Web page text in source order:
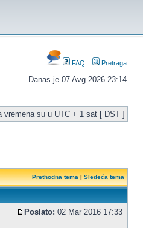
FAQ Pretraga
Danas je 07 Avg 2026 23:14
vremena su u UTC + 1 sat [ DST ]
Prethodna tema|Sledeća tema
Poslato: 02 Mar 2016 17:33